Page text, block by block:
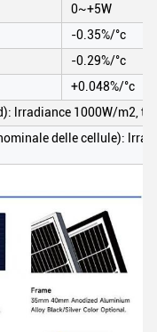
0~+5W
-0.35%/°c
-0.29%/°c
+0.048%/°c
lrradiance 1000W/m2,
delle cellule):